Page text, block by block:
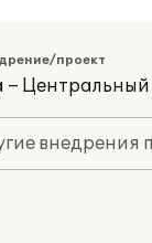
проект
–
внедрения